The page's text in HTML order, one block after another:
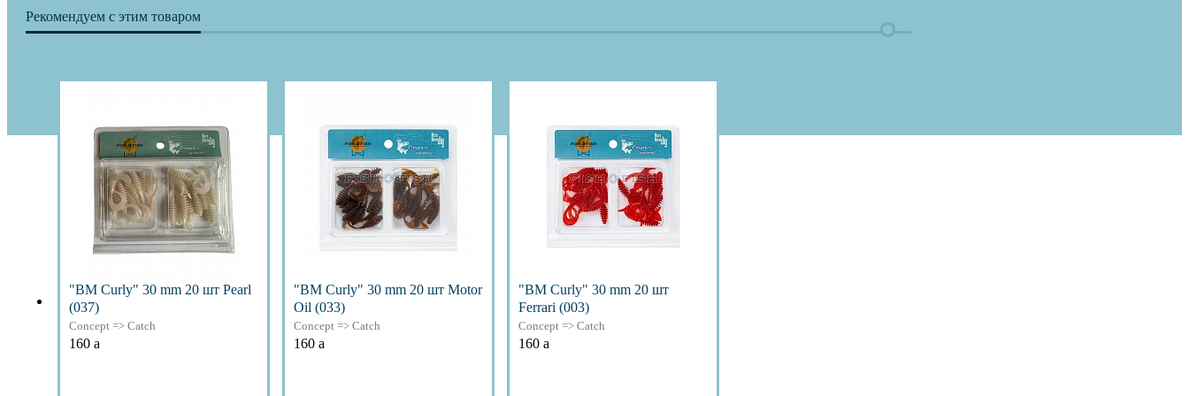
Рекомендуем с этим товаром
"BM Curly" 30 mm 20 шт Pearl
(037)
Concept => Catch
160 a
"BM Curly" 30 mm 20 шт Motor
Oil (033)
Concept => Catch
160 a
"BM Curly" 30 mm 20 шт
Ferrari (003)
Concept => Catch
160 a